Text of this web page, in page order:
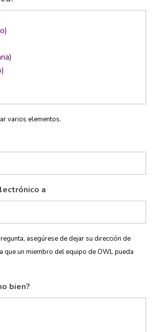
varios elementos.
a
asegúrese de dejar su dirección de
que un miembro del equipo de OWL pueda
bien?